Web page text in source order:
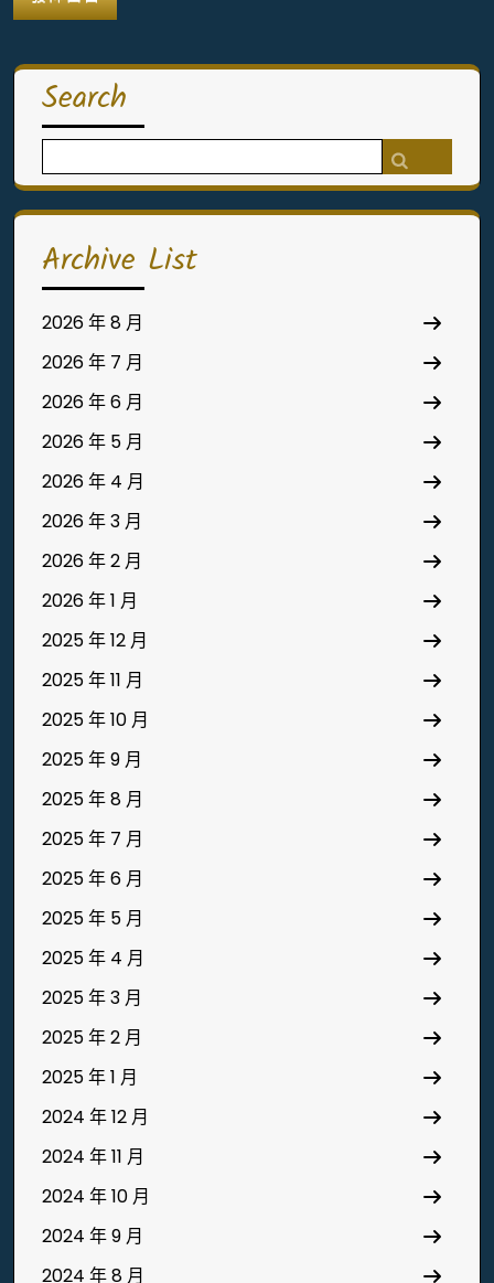
Search
for:
Archive List
2026 年 8 月
2026 年 7 月
2026 年 6 月
2026 年 5 月
2026 年 4 月
2026 年 3 月
2026 年 2 月
2026 年 1 月
2025 年 12 月
2025 年 11 月
2025 年 10 月
2025 年 9 月
2025 年 8 月
2025 年 7 月
2025 年 6 月
2025 年 5 月
2025 年 4 月
2025 年 3 月
2025 年 2 月
2025 年 1 月
2024 年 12 月
2024 年 11 月
2024 年 10 月
2024 年 9 月
2024 年 8 月